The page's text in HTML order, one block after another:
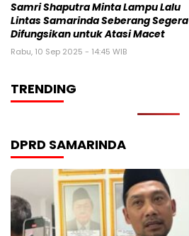
Samri Shaputra Minta Lampu Lalu
Lintas Samarinda Seberang Segera
Difungsikan untuk Atasi Macet
Rabu, 10 Sep 2025 - 14:45 WIB
TRENDING
DPRD SAMARINDA